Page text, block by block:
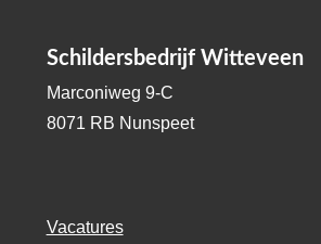
Schildersbedrijf Witteveen
Marconiweg 9-C
8071 RB Nunspeet
Vacatures